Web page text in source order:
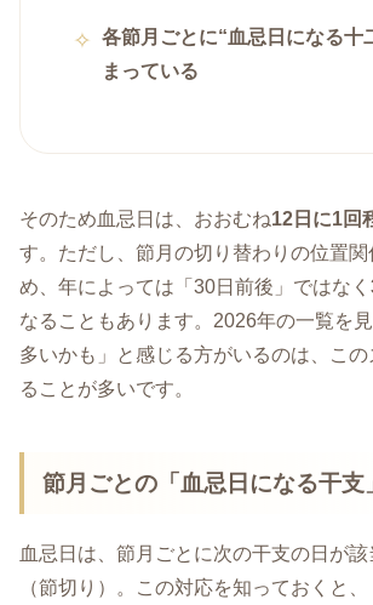
各節月ごとに“血忌日になる十
まっている
そのため血忌日は、おおむね12日に1回
す。ただし、節月の切り替わりの位置関
め、年によっては「30日前後」ではなく
なることもあります。2026年の一覧を
多いかも」と感じる方がいるのは、こ
ることが多いです。
節月ごとの「血忌日になる干支
血忌日は、節月ごとに次の干支の日が
（節切り）。この対応を知っておくと